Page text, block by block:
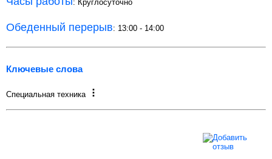
: Круглосуточно
Обеденный перерыв: 13:00 - 14:00
Ключевые слова
Специальная техника